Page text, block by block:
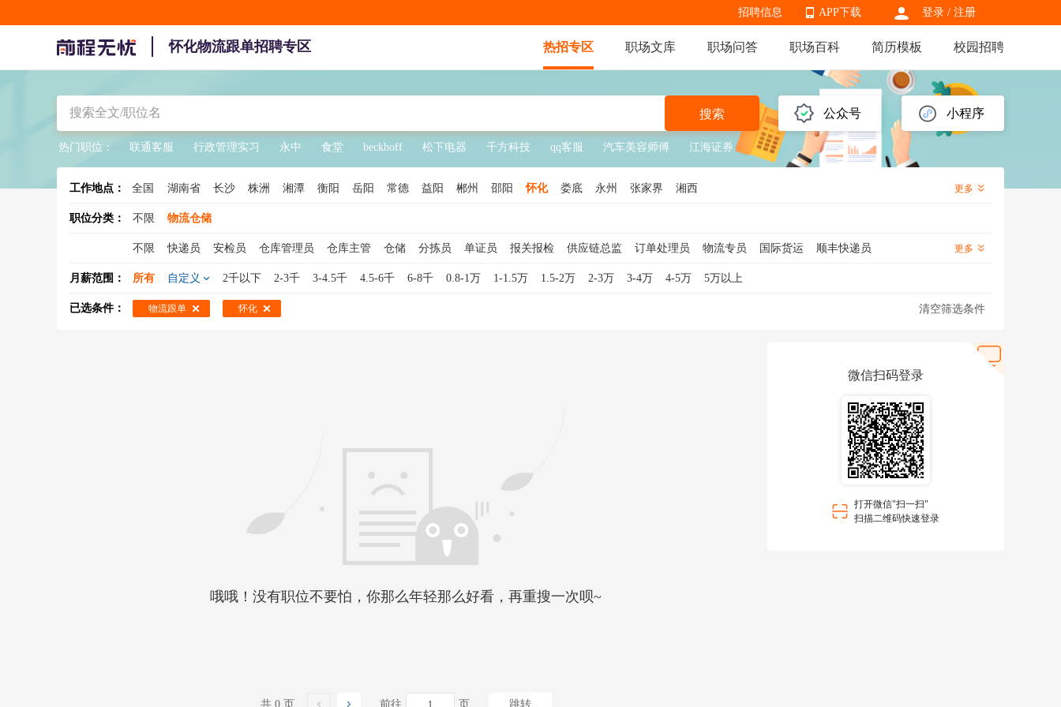
登录 / 注册
APP下载
APP下载
招聘信息
怀化物流跟单招聘专区 热招专区 职场文库 职场问答 职场百科 简历模板 校园招聘
公众号 小程序
搜索
热门职位： 联通客服 行政管理实习 永中 食堂 beckhoff 松下电器 千方科技 qq客服 汽车美容师傅 江海证券
工作地点： 全国 湖南省 长沙 株洲 湘潭 衡阳 岳阳 常德 益阳 郴州 邵阳 怀化 娄底 永州 张家界 湘西 更多
职位分类： 不限 物流仓储
不限 快递员 安检员 仓库管理员 仓库主管 仓储 分拣员 单证员 报关报检 供应链总监 订单处理员 物流专员 国际货运
顺丰快递员
调度员
集装箱业务 物流销售 京东快递员 仓库文员 装卸工 物流客服 供应链专员 供应链主管 仓库经理 物流运营
更多
月薪范围： 所有 自定义 2千以下 2-3千 3-4.5千 4.5-6千 6-8千 0.8-1万 1-1.5万 1.5-2万 2-3万 3-4万 4-5万 5万以上
已选条件： 物流跟单 怀化 清空筛选条件
哦哦！没有职位不要怕，你那么年轻那么好看，再重搜一次呗~
共 0 页 前往 页 跳转
微信扫码登录
打开微信"扫一扫"
扫描二维码快速登录